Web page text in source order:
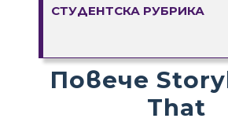
СТУДЕНТСКА РУБРИКА
Повече
That